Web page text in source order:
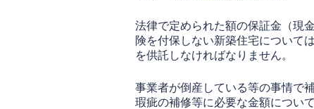
法律で定められた額の保証金（現
険を付保しない新築住宅について
を供託しなければなりません。
事業者が倒産している等の事情で
瑕疵の補修等に必要な金額につい